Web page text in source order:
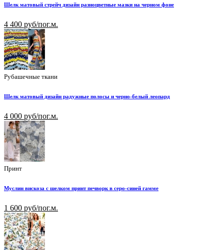
Шелк матовый стрейч дизайн разноцветные мазки на черном фоне
4 400 руб/пог.м.
Рубашечные ткани
Шелк матовый дизайн радужные полосы и черно-белый леопард
4 000 руб/пог.м.
Принт
Муслин вискоза с шелком принт печворк в серо-синей гамме
1 600 руб/пог.м.